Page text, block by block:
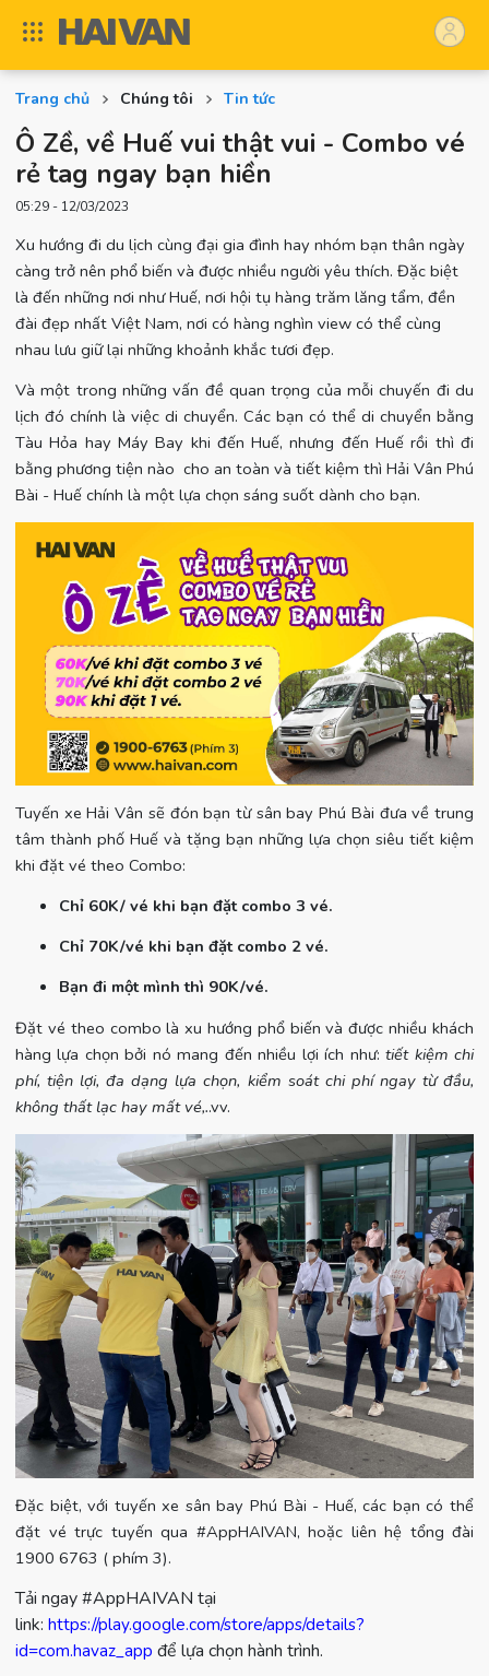
Trang chủ Chúng tôi Tin tức
Ô Zề, về Huế vui thật vui - Combo vé
rẻ tag ngay bạn hiền
05:29 - 12/03/2023
Xu hướng đi du lịch cùng đại gia đình hay nhóm bạn thân ngày
càng trở nên phổ biến và được nhiều người yêu thích. Đặc biệt
là đến những nơi như Huế, nơi hội tụ hàng trăm lăng tẩm, đền
đài đẹp nhất Việt Nam, nơi có hàng nghìn view có thể cùng
nhau lưu giữ lại những khoảnh khắc tươi đẹp.
Và một trong những vấn đề quan trọng của mỗi chuyến đi du
lịch đó chính là việc di chuyển. Các bạn có thể di chuyển bằng
Tàu Hỏa hay Máy Bay khi đến Huế, nhưng đến Huế rồi thì đi
bằng phương tiện nào cho an toàn và tiết kiệm thì Hải Vân Phú
Bài - Huế chính là một lựa chọn sáng suốt dành cho bạn.
Tuyến xe Hải Vân sẽ đón bạn từ sân bay Phú Bài đưa về trung
tâm thành phố Huế và tặng bạn những lựa chọn siêu tiết kiệm
khi đặt vé theo Combo:
Chỉ 60K/ vé khi bạn đặt combo 3 vé.
Chỉ 70K/vé khi bạn đặt combo 2 vé.
Bạn đi một mình thì 90K/vé.
Đặt vé theo combo là xu hướng phổ biến và được nhiều khách
hàng lựa chọn bởi nó mang đến nhiều lợi ích như:tiết kiệm chi
phí, tiện lợi, đa dạng lựa chọn, kiểm soát chi phí ngay từ đầu,
không thất lạc hay mất vé,..vv.
Đặc biệt, với tuyến xe sân bay Phú Bài - Huế, các bạn có thể
đặt vé trực tuyến qua #AppHAIVAN, hoặc liên hệ tổng đài
1900 6763 ( phím 3).
Tải ngay #AppHAIVAN tại
link: https://play.google.com/store/apps/details?
id=com.havaz_app để lựa chọn hành trình.